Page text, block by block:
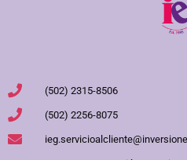
(502) 2315-8506
(502) 2256-8075